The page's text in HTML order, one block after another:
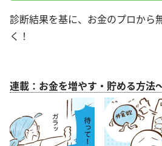
診断結果を基に、お金のプロから
く！
連載：お金を増やす・貯める方法